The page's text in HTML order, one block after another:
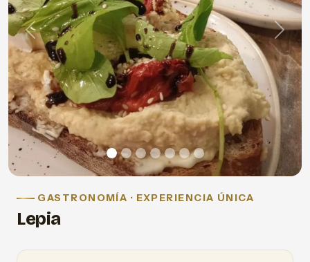
Previous Next
GASTRONOMÍA · EXPERIENCIA ÚNICA
Lepia